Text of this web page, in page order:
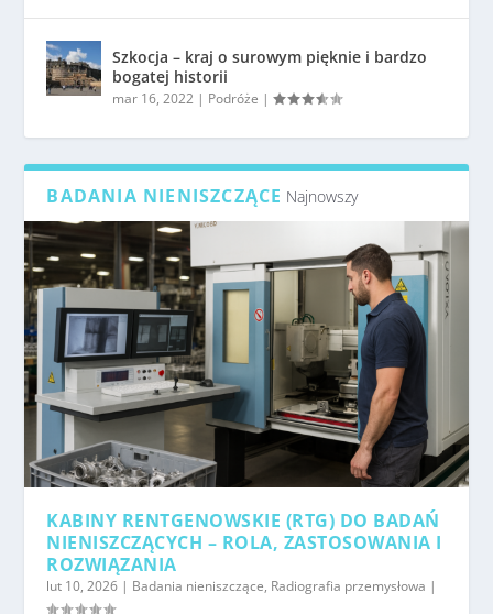
Szkocja – kraj o surowym pięknie i bardzo
bogatej historii
mar 16, 2022 | Podróże |
BADANIA NIENISZCZĄCE Najnowszy
KABINY RENTGENOWSKIE (RTG) DO BADAŃ
NIENISZCZĄCYCH – ROLA, ZASTOSOWANIA I
ROZWIĄZANIA
lut 10, 2026 | Badania nieniszczące, Radiografia przemysłowa |